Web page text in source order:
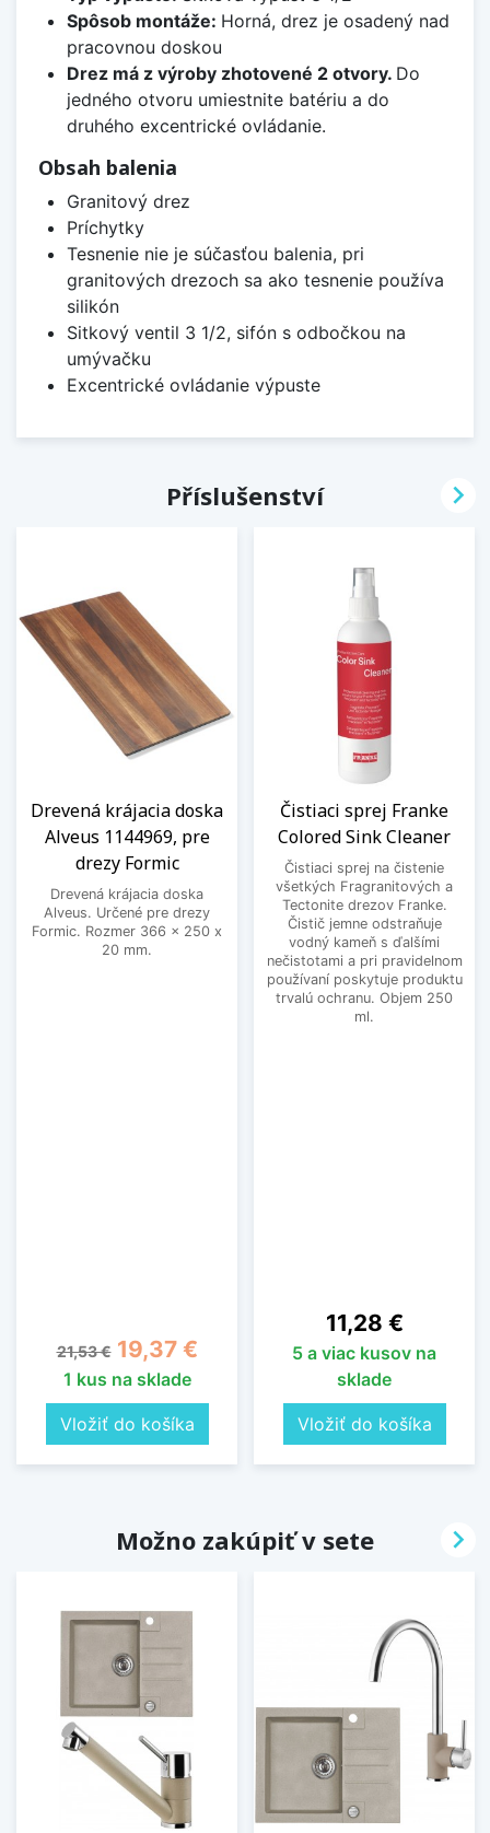
Spôsob montáže: Horná, drez je osadený nad
pracovnou doskou
Drez má z výroby zhotovené 2 otvory. Do
jedného otvoru umiestnite batériu a do
druhého excentrické ovládanie.
Obsah balenia
Granitový drez
Príchytky
Tesnenie nie je súčasťou balenia, pri
granitových drezoch sa ako tesnenie používa
silikón
Sitkový ventil 3 1/2, sifón s odbočkou na
umývačku
Excentrické ovládanie výpuste
Příslušenství
Drevená krájacia doska
Alveus 1144969, pre
drezy Formic
Drevená krájacia doska
Alveus. Určené pre drezy
Formic. Rozmer 366 x 250 x
20 mm.
Základná cena
21,53 € Cena
19,37 €
1 kus na sklade
Vložiť do košíka
Čistiaci sprej Franke
Colored Sink Cleaner
Čistiaci sprej na čistenie
všetkých Fragranitových a
Tectonite drezov Franke.
Čistič jemne odstraňuje
vodný kameň s ďalšími
nečistotami a pri pravidelnom
používaní poskytuje produktu
trvalú ochranu. Objem 250
ml.
Cena
11,28 €
5 a viac kusov na
sklade
Vložiť do košíka

Možno zakúpiť v sete 